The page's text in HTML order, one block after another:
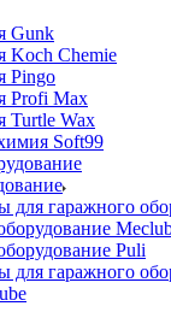
Gunk
Koch Chemie
Pingo
Profi Max
Turtle Wax
Soft99
для гаражного
Puli
для гаражного